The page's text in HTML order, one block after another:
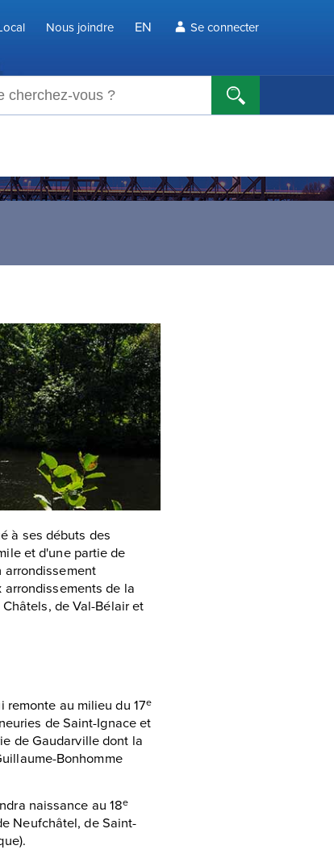
Nous joindre EN Se connecter
à ses débuts des
et d'une partie de
arrondissement
de la
de Val-Bélair et
remonte au milieu du 17e
de Saint-Ignace et
de Gaudarville dont la
Bonhomme
naissance au 18e
Neufchâtel, de Saint-